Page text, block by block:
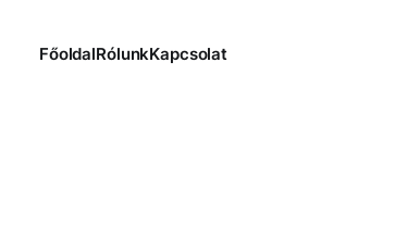
FőoldalRólunkKapcsolat